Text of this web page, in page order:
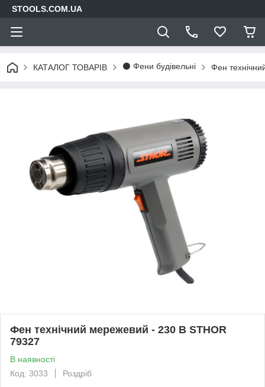
STOOLS.COM.UA
КАТАЛОГ ТОВАРІВ ⚫ Фени будівельні Фен
Фен технічний мережевий - 230 В STHOR
79327
В наявності
Код: 3033
Роздріб